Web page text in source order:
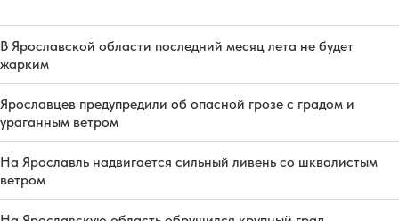
В Ярославской области последний месяц лета не будет
жарким
Ярославцев предупредили об опасной грозе с градом и
ураганным ветром
На Ярославль надвигается сильный ливень со шквалистым
ветром